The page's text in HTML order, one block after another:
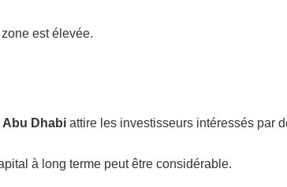
est élevée.
Abu Dhabi attire les investisseurs intéressés par
à long terme peut être considérable.